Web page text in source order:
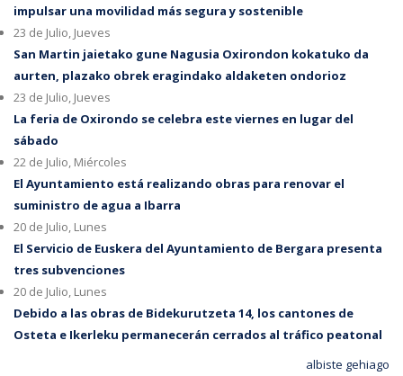
impulsar una movilidad más segura y sostenible
23 de Julio, Jueves
San Martin jaietako gune Nagusia Oxirondon kokatuko da
aurten, plazako obrek eragindako aldaketen ondorioz
23 de Julio, Jueves
La feria de Oxirondo se celebra este viernes en lugar del
sábado
22 de Julio, Miércoles
El Ayuntamiento está realizando obras para renovar el
suministro de agua a Ibarra
20 de Julio, Lunes
El Servicio de Euskera del Ayuntamiento de Bergara presenta
tres subvenciones
20 de Julio, Lunes
Debido a las obras de Bidekurutzeta 14, los cantones de
Osteta e Ikerleku permanecerán cerrados al tráfico peatonal
albiste gehiago